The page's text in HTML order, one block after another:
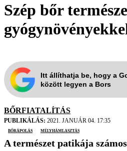
Szép bőr
Itt állíthatja be, hogy a
között legyen a Bors
BŐRFIATALÍTÁS
PUBLIKÁLÁS: 2021. JANUÁR 04. 17:35
bőrápolás
mélyhámlasztás
A természet patikája